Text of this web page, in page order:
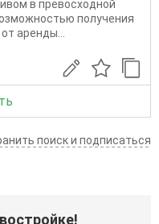
в превосходной
получения
аренды...
поиск и подписаться